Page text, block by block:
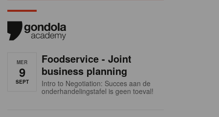
MER
9
SEPT
Foodservice - Joint
business planning
Intro to Negotiation: Succes aan de
onderhandelingstafel is geen toeval!